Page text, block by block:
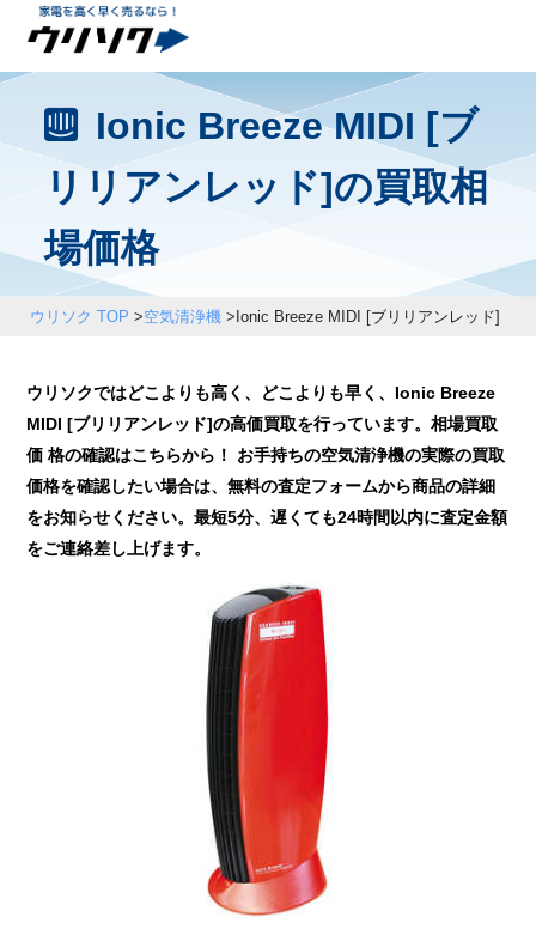
Ionic Breeze MIDI [ブ
リリアンレッド]の買取相
場価格
ウリソク TOP >空気清浄機> Ionic Breeze MIDI [ブリリアンレッド]
ウリソクではどこよりも高く、どこよりも早く、Ionic Breeze
MIDI [ブリリアンレッド]の高価買取を行っています。相場買取
価 格の確認はこちらから！ お手持ちの空気清浄機の実際の買取
価格を確認したい場合は、無料の査定フォームから商品の詳細
をお知らせください。最短5分、遅くても24時間以内に査定金額
をご連絡差し上げます。